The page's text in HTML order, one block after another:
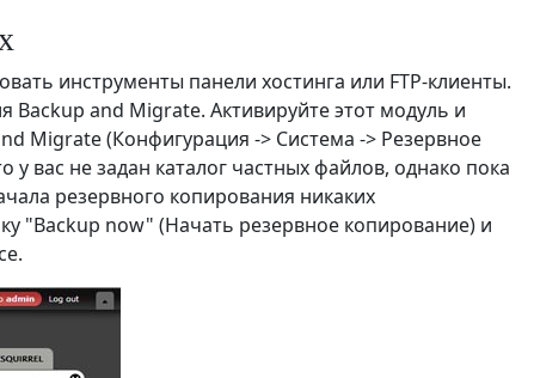
инструменты панели хостинга или FTP-клиенты.
and Migrate. Активируйте этот модуль и
Migrate (Конфигурация -> Система -> Резервное
вас не задан каталог частных файлов, однако пока
резервного копирования никаких
"Backup now" (Начать резервное копирование) и